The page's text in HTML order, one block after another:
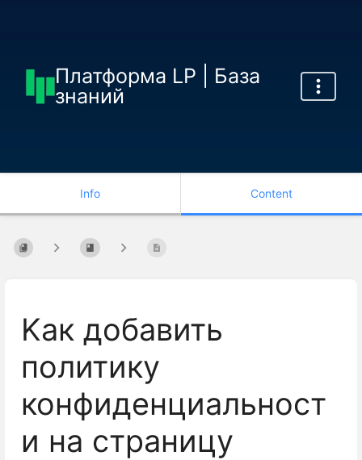
Платформа LP | База
знаний
Info Content
Kак добавить
политику
конфиденциальност
и на страницу